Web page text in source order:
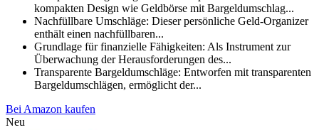
kompakten Design wie Geldbörse mit Bargeldumschlag...
Nachfüllbare Umschläge: Dieser persönliche Geld-Organizer
enthält einen nachfüllbaren...
Grundlage für finanzielle Fähigkeiten: Als Instrument zur
Überwachung der Herausforderungen des...
Transparente Bargeldumschläge: Entworfen mit transparenten
Bargeldumschlägen, ermöglicht der...
Bei Amazon kaufen
Neu